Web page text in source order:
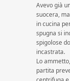
Avevo già
suocera,
in cucina
spugna si
spigolose
incastrata.
Lo
partita